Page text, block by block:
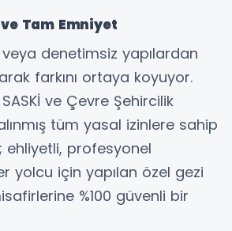
Tam Emniyet
denetimsiz yapılardan
farkını ortaya koyuyor.
ve Çevre Şehircilik
tüm yasal izinlere sahip
profesyonel
yolcu için yapılan özel gezi
%100 güvenli bir